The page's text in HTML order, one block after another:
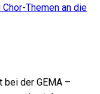
Themen an die